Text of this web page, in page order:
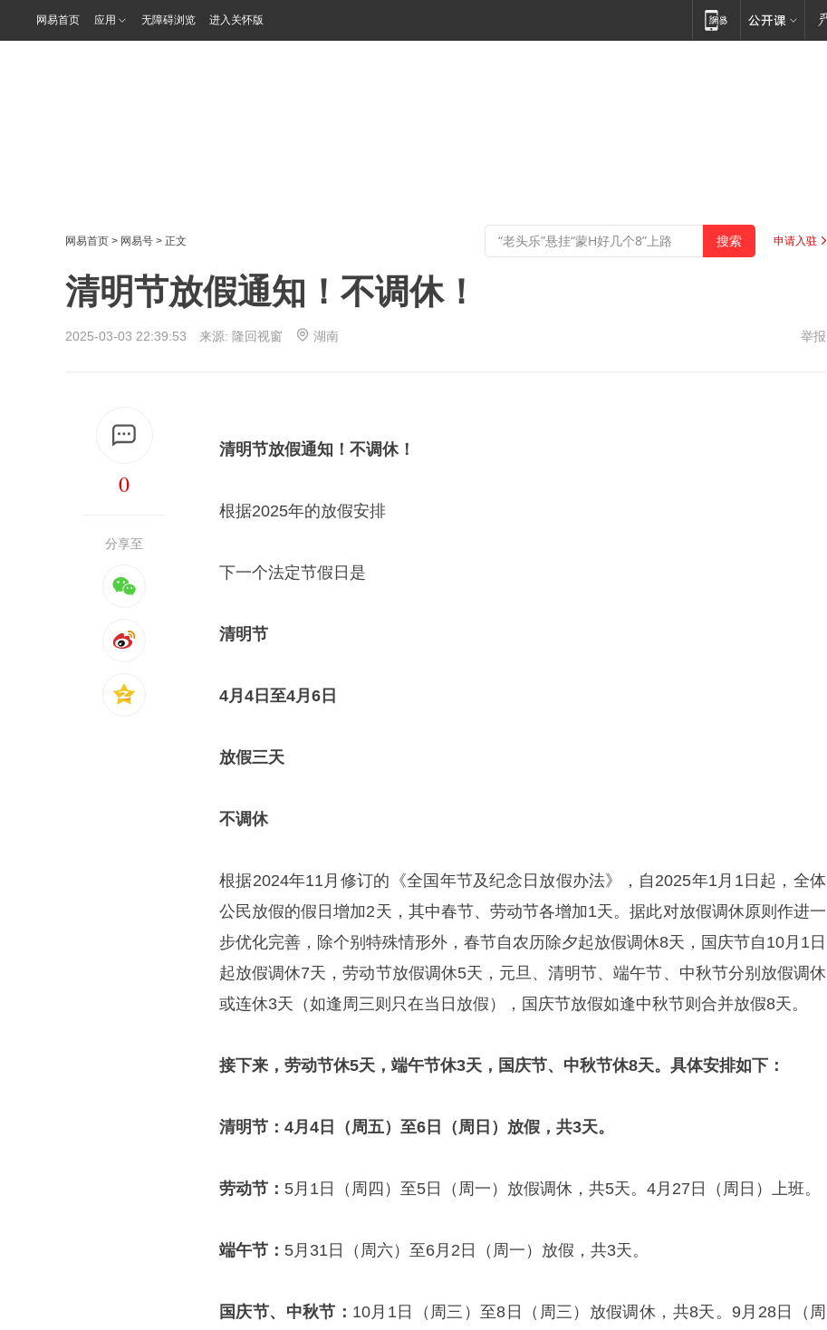
网易首页 应用 无障碍浏览 进入关怀版
网易首页 > 网易号 > 正文 申请入驻
清明节放假通知！不调休！
2025-03-03 22:39:53 来源: 隆回视窗 湖南 举报
0
分享至
清明节放假通知！不调休！
根据2025年的放假安排
下一个法定节假日是
清明节
4月4日至4月6日
放假三天
不调休
根据2024年11月修订的《全国年节及纪念日放假办法》，自2025年1月1日起，全体
公民放假的假日增加2天，其中春节、劳动节各增加1天。据此对放假调休原则作进一
步优化完善，除个别特殊情形外，春节自农历除夕起放假调休8天，国庆节自10月1日
起放假调休7天，劳动节放假调休5天，元旦、清明节、端午节、中秋节分别放假调休
或连休3天（如逢周三则只在当日放假），国庆节放假如逢中秋节则合并放假8天。
接下来，劳动节休5天，端午节休3天，国庆节、中秋节休8天。具体安排如下：
清明节：4月4日（周五）至6日（周日）放假，共3天。
劳动节： 5月1日（周四）至5日（周一）放假调休，共5天。4月27日（周日）上班。
端午节： 5月31日（周六）至6月2日（周一）放假，共3天。
国庆节、中秋节： 10月1日（周三）至8日（周三）放假调休，共8天。9月28日（周